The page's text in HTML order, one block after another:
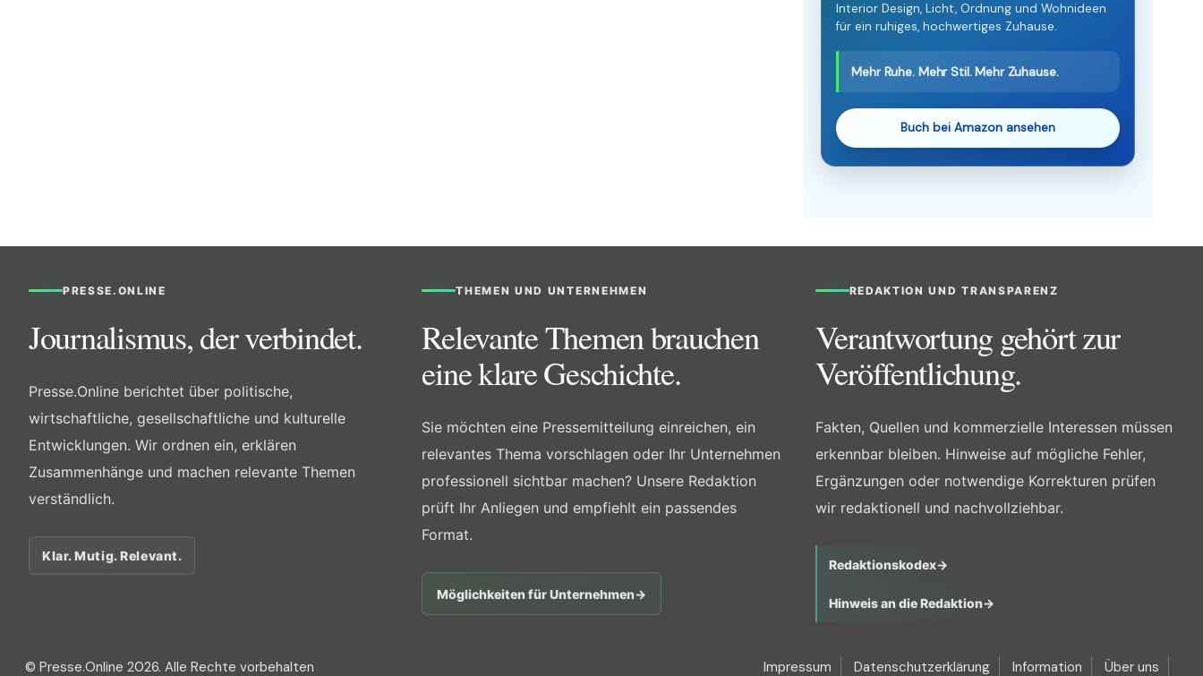
Interior Design, Licht, Ordnung und Wohnideen
für ein ruhiges, hochwertiges Zuhause.
Mehr Ruhe. Mehr Stil. Mehr Zuhause.
Buch bei Amazon ansehen
PRESSE.ONLINE
Journalismus, der verbindet.
Presse.Online berichtet über politische,
wirtschaftliche, gesellschaftliche und kulturelle
Entwicklungen. Wir ordnen ein, erklären
Zusammenhänge und machen relevante Themen
verständlich.
Klar. Mutig. Relevant.
THEMEN UND UNTERNEHMEN
Relevante Themen brauchen
eine klare Geschichte.
Sie möchten eine Pressemitteilung einreichen, ein
relevantes Thema vorschlagen oder Ihr Unternehmen
professionell sichtbar machen? Unsere Redaktion
prüft Ihr Anliegen und empfiehlt ein passendes
Format.
Möglichkeiten für Unternehmen→
REDAKTION UND TRANSPARENZ
Verantwortung gehört zur
Veröffentlichung.
Fakten, Quellen und kommerzielle Interessen müssen
erkennbar bleiben. Hinweise auf mögliche Fehler,
Ergänzungen oder notwendige Korrekturen prüfen
wir redaktionell und nachvollziehbar.
Redaktionskodex→
Hinweis an die Redaktion→
© Presse.Online 2026. Alle Rechte vorbehalten Impressum Datenschutzerklärung Information Über uns